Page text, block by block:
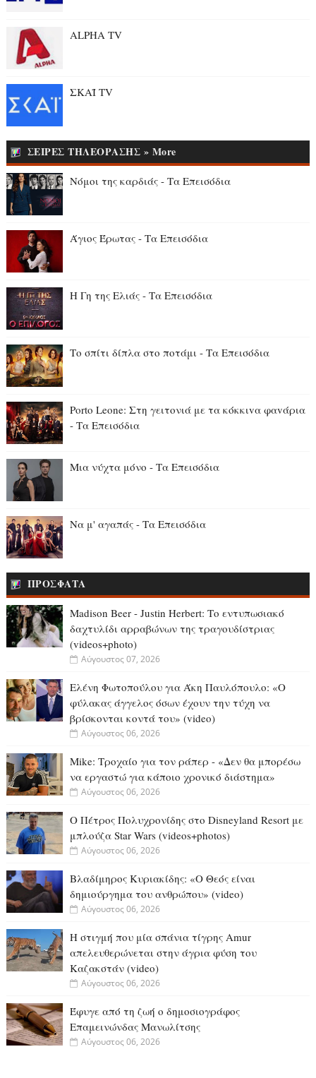
ALPHA TV
ΣΚΑΪ TV
ΣΕΙΡΕΣ ΤΗΛΕΟΡΑΣΗΣ » More
Νόμοι της καρδιάς - Τα Επεισόδια
Άγιος Έρωτας - Τα Επεισόδια
Η Γη της Ελιάς - Τα Επεισόδια
Το σπίτι δίπλα στο ποτάμι - Τα Επεισόδια
Porto Leone: Στη γειτονιά με τα κόκκιvα φαvάρια
- Τα Επεισόδια
Μια νύχτα μόνο - Τα Επεισόδια
Να μ' αγαπάς - Τα Επεισόδια
ΠΡΟΣΦΑΤΑ
Madison Beer - Justin Herbert: Το εντυπωσιακό
δαχτυλίδι αρραβώνων της τραγουδίστριας
(videos+photo)
Αύγουστος 07, 2026
Ελένη Φωτοπούλου για Άκη Παυλόπουλο: «Ο
φύλακας άγγελος όσων έχουν την τύχη να
βρίσκονται κοντά του» (video)
Αύγουστος 06, 2026
Mike: Τροχαίο για τον ράπερ - «Δεν θα μπορέσω
να εργαστώ για κάποιο χρονικό διάστημα»
Αύγουστος 06, 2026
Ο Πέτρος Πολυχρονίδης στο Disneyland Resort με
μπλούζα Star Wars (videos+photos)
Αύγουστος 06, 2026
Βλαδίμηρος Κυριακίδης: «Ο Θεός είναι
δημιούργημα του ανθρώπου» (video)
Αύγουστος 06, 2026
Η στιγμή που μία σπάνια τίγρης Amur
απελευθερώνεται στην άγρια φύση του
Καζακστάν (video)
Αύγουστος 06, 2026
Έφυγε από τη ζωή ο δημοσιογράφος
Επαμεινώνδας Μανωλίτσης
Αύγουστος 06, 2026